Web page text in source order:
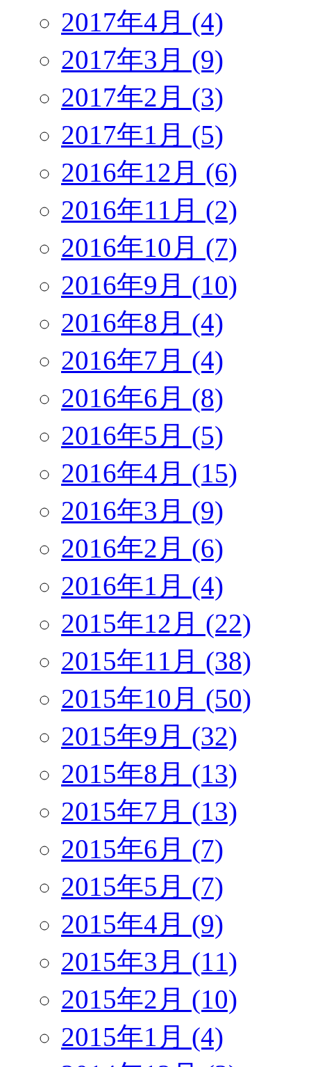
2017年4月 (4)
2017年3月 (9)
2017年2月 (3)
2017年1月 (5)
2016年12月 (6)
2016年11月 (2)
2016年10月 (7)
2016年9月 (10)
2016年8月 (4)
2016年7月 (4)
2016年6月 (8)
2016年5月 (5)
2016年4月 (15)
2016年3月 (9)
2016年2月 (6)
2016年1月 (4)
2015年12月 (22)
2015年11月 (38)
2015年10月 (50)
2015年9月 (32)
2015年8月 (13)
2015年7月 (13)
2015年6月 (7)
2015年5月 (7)
2015年4月 (9)
2015年3月 (11)
2015年2月 (10)
2015年1月 (4)